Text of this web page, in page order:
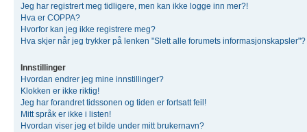
Jeg har registrert meg tidligere, men kan ikke logge inn mer?!
Hva er COPPA?
Hvorfor kan jeg ikke registrere meg?
Hva skjer når jeg trykker på lenken "Slett alle forumets informasjonskapsler"?
Innstillinger
Hvordan endrer jeg mine innstillinger?
Klokken er ikke riktig!
Jeg har forandret tidssonen og tiden er fortsatt feil!
Mitt språk er ikke i listen!
Hvordan viser jeg et bilde under mitt brukernavn?